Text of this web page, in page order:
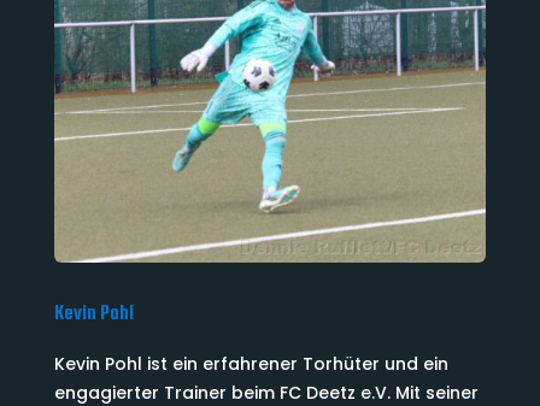
Kevin Pohl
Kevin Pohl ist ein erfahrener Torhüter und ein
engagierter Trainer beim FC Deetz e.V. Mit seiner